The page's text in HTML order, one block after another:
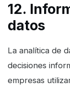
12.
datos
La analítica de
decisiones
empresas